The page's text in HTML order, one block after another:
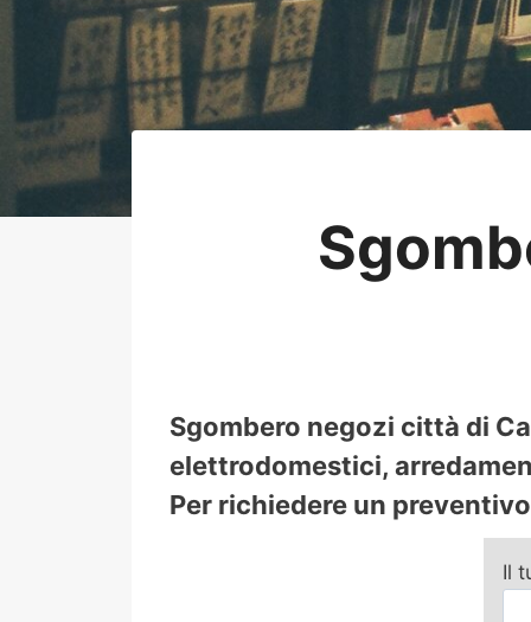
Sgombero negozi città di
elettrodomestici,
Per richiedere un
Il